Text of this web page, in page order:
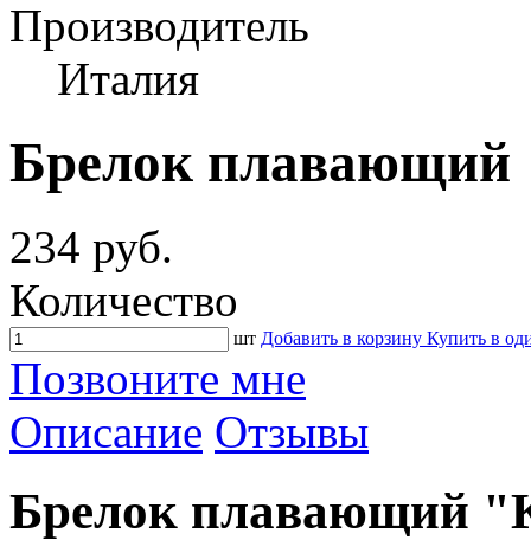
Производитель
Италия
Брелок
234 руб.
Количество
шт Добавить в корзину Купить в
Позвоните мне
Описание Отзывы
Брелок плавающий